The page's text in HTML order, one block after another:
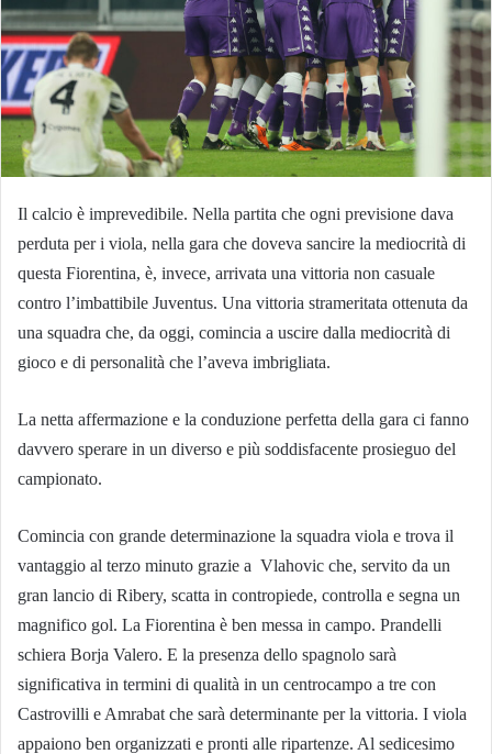
Il calcio è imprevedibile. Nella partita che ogni previsione dava
perduta per i viola, nella gara che doveva sancire la mediocrità di
questa Fiorentina, è, invece, arrivata una vittoria non casuale
contro l’imbattibile Juventus. Una vittoria strameritata ottenuta da
una squadra che, da oggi, comincia a uscire dalla mediocrità di
gioco e di personalità che l’aveva imbrigliata.
La netta affermazione e la conduzione perfetta della gara ci fanno
davvero sperare in un diverso e più soddisfacente prosieguo del
campionato.
Comincia con grande determinazione la squadra viola e trova il
vantaggio al terzo minuto grazie a Vlahovic che, servito da un
gran lancio di Ribery, scatta in contropiede, controlla e segna un
magnifico gol. La Fiorentina è ben messa in campo. Prandelli
schiera Borja Valero. E la presenza dello spagnolo sarà
significativa in termini di qualità in un centrocampo a tre con
Castrovilli e Amrabat che sarà determinante per la vittoria. I viola
appaiono ben organizzati e pronti alle ripartenze. Al sedicesimo